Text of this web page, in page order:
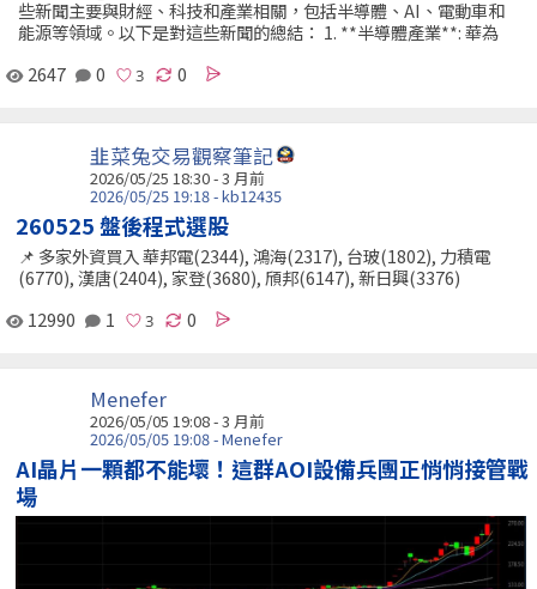
些新聞主要與財經、科技和產業相關，包括半導體、AI、電動車和
能源等領域。以下是對這些新聞的總結： 1. **半導體產業**: 華為
2647
0 0
韭菜兔交易觀察筆記
2026/05/25 18:30 - 3 月前
2026/05/25 19:18 - kb12435
260525 盤後程式選股
📌 多家外資買入 華邦電(2344), 鴻海(2317), 台玻(1802), 力積電
(6770), 漢唐(2404), 家登(3680), 頎邦(6147), 新日興(3376)
12990
1 0
Menefer
2026/05/05 19:08 - 3 月前
2026/05/05 19:08 - Menefer
AI晶片一顆都不能壞！這群AOI設備兵團正悄悄接管戰
場